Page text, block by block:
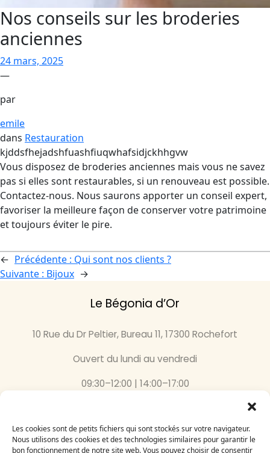
Les cookies sont de petits fichiers qui sont stockés sur votre navigateur.
Nous utilisons des cookies et des technologies similaires pour garantir le
bon fonctionnement de notre site web. Vous pouvez choisir de consentir
Nos conseils sur les broderies
anciennes
24 mars, 2025
—
par
emile
dans Restauration
kjddsfhejadshfuashfiuqwhafsidjckhhgvw
Vous disposez de broderies anciennes mais vous ne savez
pas si elles sont restaurables, si un renouveau est possible.
Contactez-nous. Nous saurons apporter un conseil expert,
favoriser la meilleure façon de conserver votre patrimoine
et toujours éviter le pire.
← Précédente : Qui sont nos clients ?
Suivante : Bijoux →
Le Bégonia d’Or
10 Rue du Dr Peltier, Bureau 11, 17300 Rochefort
Ouvert du lundi au vendredi
09:30–12:00 | 14:00–17:00
Inscrivez-vous